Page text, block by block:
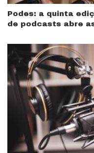
Podes: a quinta
de podcasts abre